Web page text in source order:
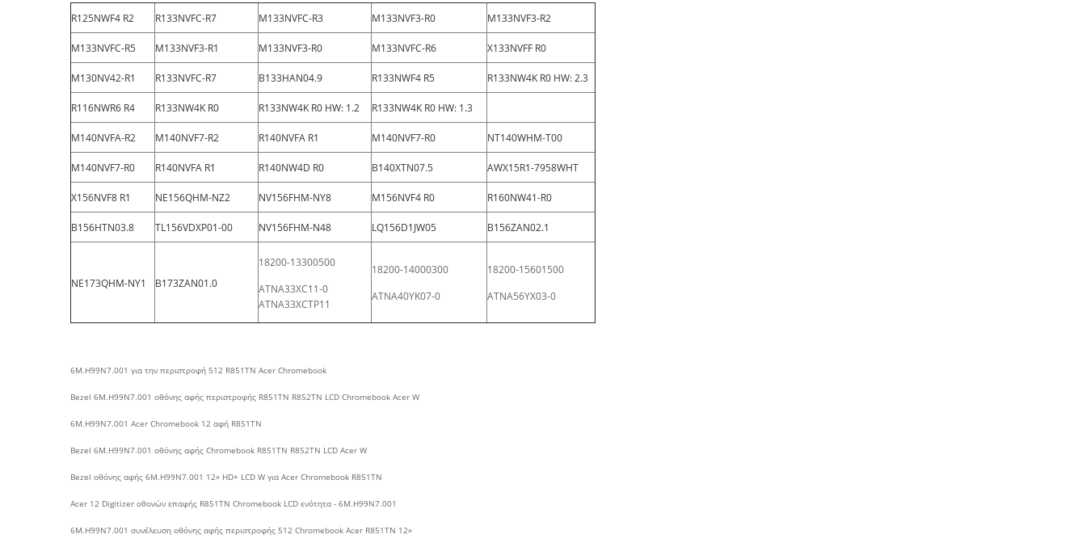
R125NWF4 R2 R133NVFC-R7 M133NVFC-R3 M133NVF3-R0 M133NVF3-R2
M133NVFC-R5 M133NVF3-R1 M133NVF3-R0 M133NVFC-R6 X133NVFF R0
M130NV42-R1 R133NVFC-R7 B133HAN04.9 R133NWF4 R5 R133NW4K R0 HW: 2.3
R116NWR6 R4 R133NW4K R0 R133NW4K R0 HW: 1.2 R133NW4K R0 HW: 1.3
M140NVFA-R2 M140NVF7-R2 R140NVFA R1 M140NVF7-R0 NT140WHM-T00
M140NVF7-R0 R140NVFA R1 R140NW4D R0 B140XTN07.5 AWX15R1-7958WHT
X156NVF8 R1 NE156QHM-NZ2 NV156FHM-NY8 M156NVF4 R0 R160NW41-R0
B156HTN03.8 TL156VDXP01-00 NV156FHM-N48 LQ156D1JW05 B156ZAN02.1
NE173QHM-NY1 B173ZAN01.0
18200-13300500
ATNA33XC11-0
ATNA33XCTP11
18200-14000300
ATNA40YK07-0
18200-15601500
ATNA56YX03-0
6M.H99N7.001 για την περιστροφή 512 R851TN Acer Chromebook
Bezel 6M.H99N7.001 οθόνης αφής περιστροφής R851TN R852TN LCD Chromebook Acer W
6M.H99N7.001 Acer Chromebook 12 αφή R851TN
Bezel 6M.H99N7.001 οθόνης αφής Chromebook R851TN R852TN LCD Acer W
Bezel οθόνης αφής 6M.H99N7.001 12» HD+ LCD W για Acer Chromebook R851TN
Acer 12 Digitizer οθονών επαφής R851TN Chromebook LCD ενότητα - 6M.H99N7.001
6M.H99N7.001 συνέλευση οθόνης αφής περιστροφής 512 Chromebook Acer R851TN 12»